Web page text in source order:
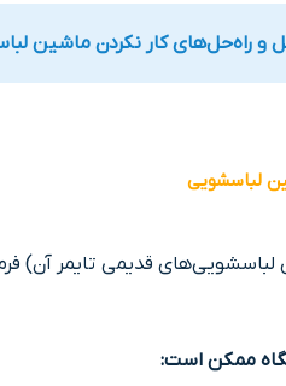
و راه‌حل‌های کار نکردن ماشین
لباسشویی
لباسشویی‌های قدیمی تایمر آن)
ممکن است: